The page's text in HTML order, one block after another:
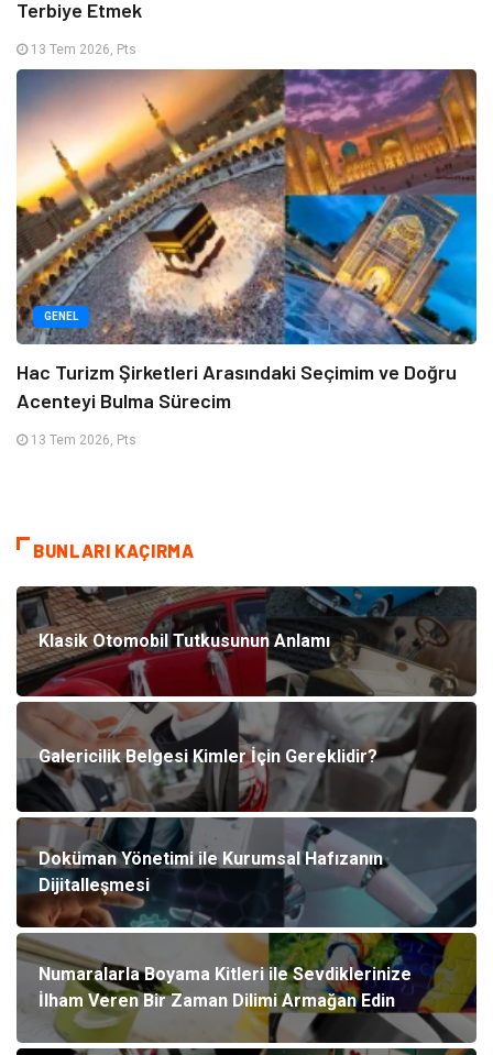
Terbiye Etmek
13 Tem 2026, Pts
GENEL
Hac Turizm Şirketleri Arasındaki Seçimim ve Doğru
Acenteyi Bulma Sürecim
13 Tem 2026, Pts
BUNLARI KAÇIRMA
Klasik Otomobil Tutkusunun Anlamı
Galericilik Belgesi Kimler İçin Gereklidir?
Doküman Yönetimi ile Kurumsal Hafızanın
Dijitalleşmesi
Numaralarla Boyama Kitleri ile Sevdiklerinize
İlham Veren Bir Zaman Dilimi Armağan Edin